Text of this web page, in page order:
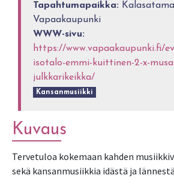
Tapahtumapaikka:
Vapaakaupunki
WWW-sivu:
https://www.vapaakaupunki.fi/
isotalo-emmi-kuittinen-2-x-
julkkarikeikka/
Kansanmusiikki
Kuvaus
Tervetuloa kokemaan kahden
sekä kansanmusiikkia idästä ja